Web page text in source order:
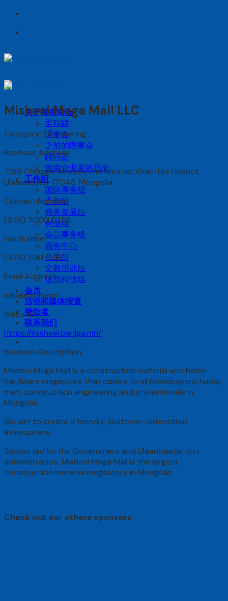
Skip
content
关于海南商会
里程碑
理事会
之前的理事会
顾问团
海南企业家的历史
工作组
国际事务组
青年组
商务发展组
创业组
会员事务组
商务中心
公关组
文教培训组
信息科技组
会员
活动和媒体报道
赞助者
联系我们
Misheel Mega Mall LLC
Category: Engineering
Business Address
79/5 Chinggis Avenue, 2nd Khoroo, Khan-Uul District,
Ulaanbaatar 17043, Mongolia
Contact Number
(976) 7000 5252
Fax Number
(976) 7011 1588
Email Address
info@mmm.mn
Website
https://misheel.barilga.mn/
Business Description
Misheel Mega Mall is a construction material and home
hardware megastore that caters to all homebuyers, handy
men, construction engineering and professionals in
Mongolia.
We aim to create a friendly, customer-orientated
atmosphere.
Supported by the Government and Ulaanbaatar city
administration, Misheel Mega Mall is the largest
construction material megastore in Mongolia.
Check out our others sponsors